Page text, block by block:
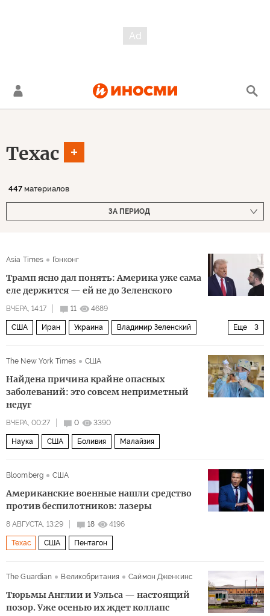
Техас
447 материалов
ЗА ПЕРИОД
Asia Times Гонконг
Трамп ясно дал понять: Америка уже сама
еле держится — ей не до Зеленского
ВЧЕРА, 14:17 11 4689
Еще 3
США Иран Украина Владимир Зеленский
The New York Times
США
Найдена причина крайне опасных
заболеваний: это совсем неприметный
недуг
ВЧЕРА, 00:27 0 3390
Наука США Боливия Малайзия
Bloomberg США
Американские военные нашли средство
против беспилотников: лазеры
8 АВГУСТА, 13:29 18 4196
Техас США Пентагон
The Guardian Великобритания Саймон Дженкинс
Тюрьмы Англии и Уэльса — настоящий
позор. Уже осенью их ждет коллапс